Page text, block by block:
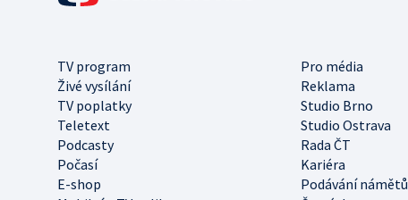
TV program
Pro média
Živé vysílání
Reklama
TV poplatky
Studio Brno
Teletext
Studio Ostrava
Podcasty
Rada ČT
Počasí
Kariéra
E-shop
Podávání námětů